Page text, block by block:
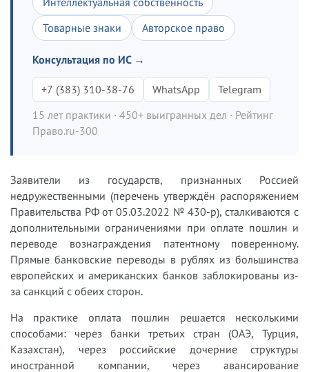
Товарные знаки
Авторское право
Консультация по ИС →
+7 (383) 310-38-76 WhatsApp
Telegram
15 лет практики · 450+ выигранных дел · Рейтинг
Право.ru-300
Заявители из государств, признанных Россией
недружественными (перечень утверждён распоряжением
Правительства РФ от 05.03.2022 № 430-р), сталкиваются с
дополнительными ограничениями при оплате пошлин и
переводе вознаграждения патентному поверенному.
Прямые банковские переводы в рублях из большинства
европейских и американских банков заблокированы из-
за санкций с обеих сторон.
На практике оплата пошлин решается несколькими
способами: через банки третьих стран (ОАЭ, Турция,
Казахстан), через российские дочерние структуры
иностранной компании, через авансирование